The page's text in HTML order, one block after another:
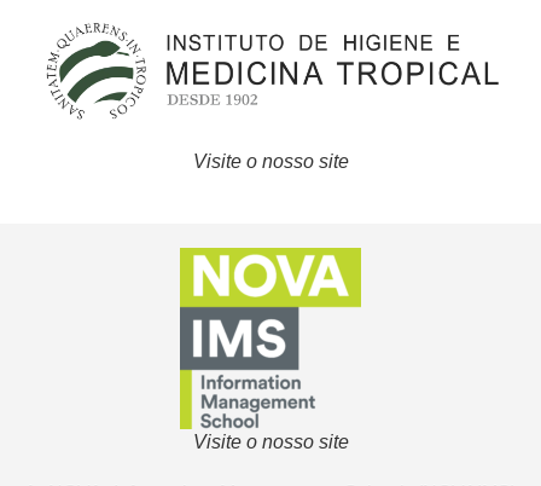
Visite o nosso site
Visite o nosso site